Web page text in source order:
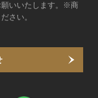
願いいたします。※商
さい。